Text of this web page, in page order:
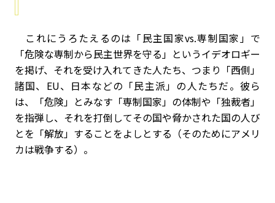
これにうろたえるのは「民主国家vs.専制国家」で
「危険な専制から民主世界を守る」というイデオロギー
を掲げ、それを受け入れてきた人たち、つまり「西側」
諸国、EU、日本などの「民主派」の人たちだ。彼ら
は、「危険」とみなす「専制国家」の体制や「独裁者」
を指弾し、それを打倒してその国や脅かされた国の人び
とを「解放」することをよしとする（そのためにアメリ
カは戦争する）。